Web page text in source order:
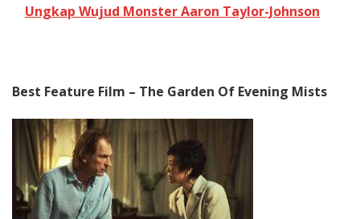
Ungkap Wujud Monster Aaron Taylor-Johnson
Best Feature Film – The Garden Of Evening Mists